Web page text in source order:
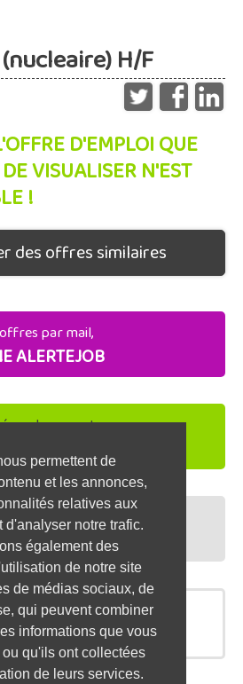
permettent de
et les annonces,
relatives aux
d'analyser notre trafic.
également des
de notre site
de médias sociaux, de
qui peuvent combiner
informations que vous
ou qu'ils ont collectées
de leurs services.
H/F
D'EMPLOI QUE
VISUALISER N'EST
!
des offres similaires
par mail,
ALERTEJOB
par les recruteurs,
VOTRE CV
entretiens,